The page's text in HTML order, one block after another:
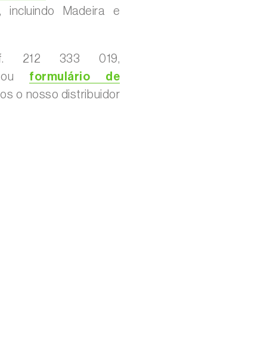
incluindo Madeira e
212 333 019,
formulário de
o nosso distribuidor